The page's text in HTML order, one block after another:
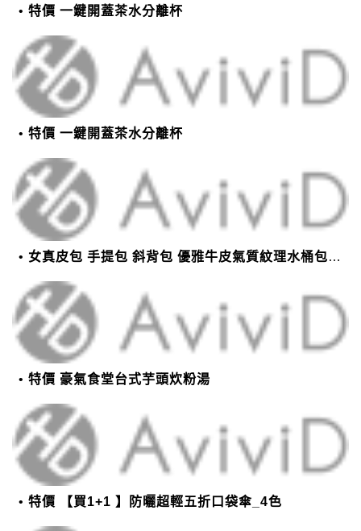
特價 一鍵開蓋茶水分離杯
特價 一鍵開蓋茶水分離杯
女真皮包 手提包 斜背包 優雅牛皮氣質紋理水桶包(2色)【XBO7950112】＊艾美時尚(現+預)
特價 豪氣食堂台式芋頭炊粉湯
特價 【買1+1 】防曬超輕五折口袋傘_4色